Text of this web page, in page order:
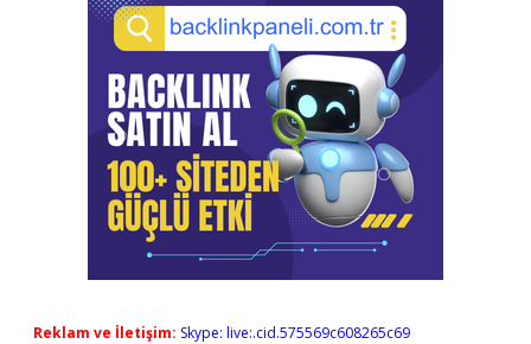
Reklam ve İletişim: Skype: live:.cid.575569c608265c69